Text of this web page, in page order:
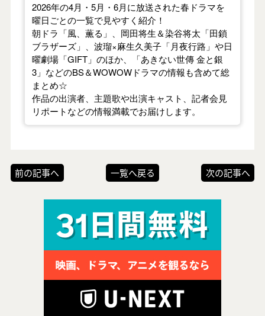
2026年の4月・5月・6月に放送された春ドラマを
曜日ごとの一覧で見やすく紹介！
朝ドラ「風、薫る」、岡田将生＆染谷将太「田鎖
ブラザーズ」、波瑠×麻生久美子「月夜行路」や日
曜劇場「GIFT」のほか、「あきない世傳 金と銀
3」などのBS＆WOWOWドラマの情報も含めて総
まとめ☆
作品の出演者、主題歌や出演キャスト、記者会見
リポートなどの情報満載でお届けします。
前の記事へ 一覧へ戻る 次の記事へ